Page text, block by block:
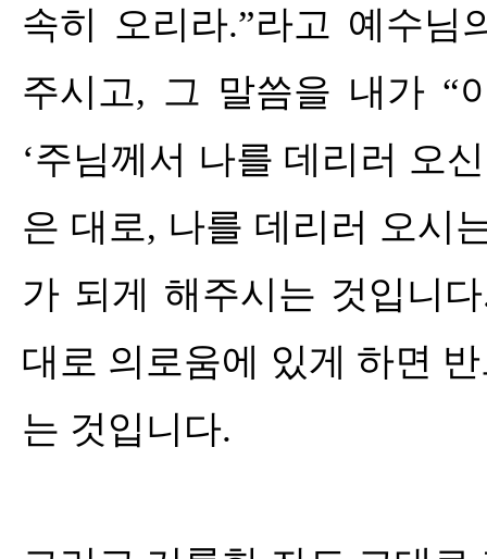
속히 오리라.”라고 예수님
주시고, 그 말씀을 내가 “
‘주님께서 나를 데리러 오
은 대로, 나를 데리러 오시
가 되게 해주시는 것입니다
대로 의로움에 있게 하면
는 것입니다.